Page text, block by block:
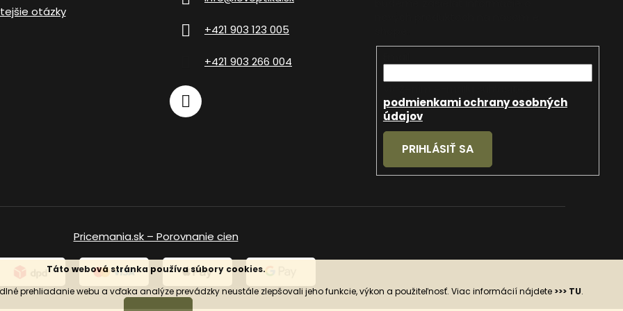
Táto webová stránka používa súbory cookies.
prehliadanie webu a vďaka analýze prevádzky neustále zlepšovali jeho funkcie, výkon a použiteľnosť. Viac informácií nájdete >>> TU.
otázky
+421 903 123 005
+421 903 266 004
podmienkami ochrany osobných
údajov.
PRIHLÁSIŤ SA
Pricemania.sk – Porovnanie cien